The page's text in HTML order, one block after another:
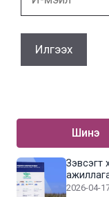
мэйл
Шинэ
Зэвсэгт
2026-04-